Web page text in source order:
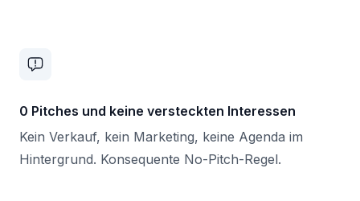
0 Pitches und keine versteckten Interessen
Kein Verkauf, kein Marketing, keine Agenda im
Hintergrund. Konsequente No-Pitch-Regel.